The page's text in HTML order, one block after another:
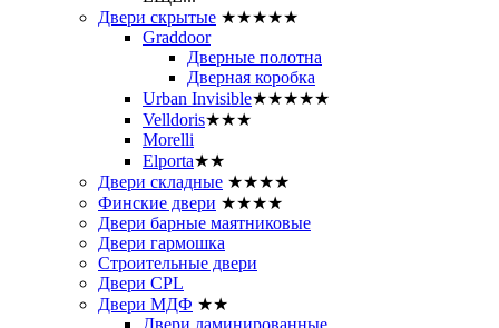
Двери скрытые ★★★★★
Graddoor
Дверные полотна
Дверная коробка
Urban Invisible★★★★★
Velldoris★★★
Morelli
Elporta★★
Двери складные ★★★★
Финские двери ★★★★
Двери барные маятниковые
Двери гармошка
Строительные двери
Двери CРL
Двери МДФ ★★
Двери ламинированные